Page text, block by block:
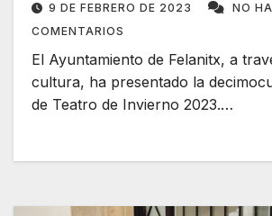
9 DE FEBRERO DE 2023
NO
COMENTARIOS
El Ayuntamiento de Felanitx, a
cultura, ha presentado la
de Teatro de Invierno 2023.…